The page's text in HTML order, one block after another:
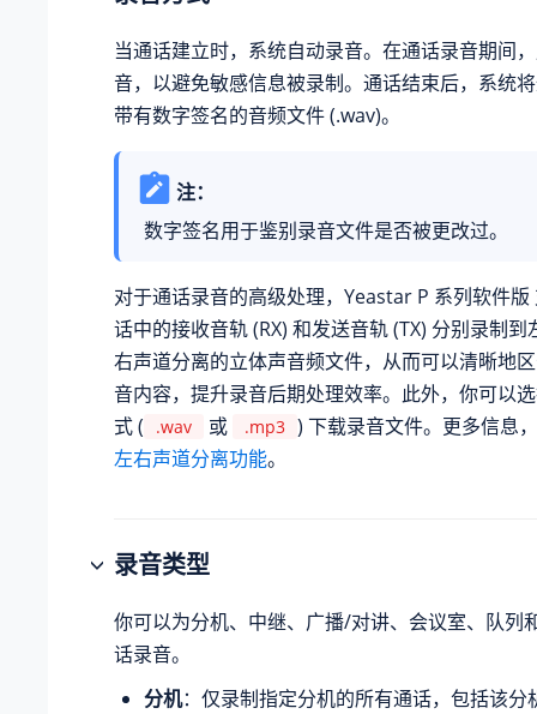
当通话建立时，系统自动录音。在通话录音期间
音，以避免敏感信息被录制。通话结束后，系统
带有数字签名的音频文件 (.wav)。
注：
数字签名用于鉴别录音文件是否被更改过。
对于通话录音的高级处理， Yeastar P 系列软件版
话中的接收音轨 (RX) 和发送音轨 (TX) 分别录制
右声道分离的立体声音频文件，从而可以清晰地
音内容，提升录音后期处理效率。此外，你可以
式 (
.wav 或 .mp3 ) 下载录音文件。更多信息
左右声道分离功能。
录音类型
你可以为分机、中继、广播/对讲、会议室、队列
话录音。
分机：仅录制指定分机的所有通话，包括该分